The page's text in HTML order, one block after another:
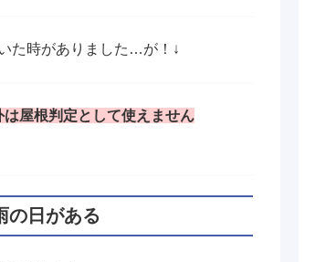
た時がありました…が！↓
屋根判定として使えません
の日がある